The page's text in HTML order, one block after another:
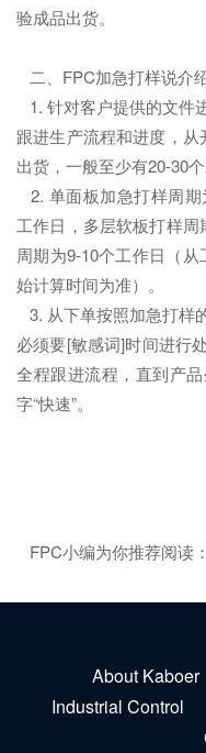
验成品出货。
二、FPC加急打样说介
1. 针对客户提供的文件
跟进生产流程和进度，
出货，一般至少有20-30
2. 单面板加急打样周
工作日，多层软板打样
周期为9-10个工作日（
始计算时间为准）。
3. 从下单按照加急打样
必须要[敏感词]时间进行
全程跟进流程，直到产
字“快速”。
FPC小编为你推荐阅读：
About Kaboer
Industrial Control